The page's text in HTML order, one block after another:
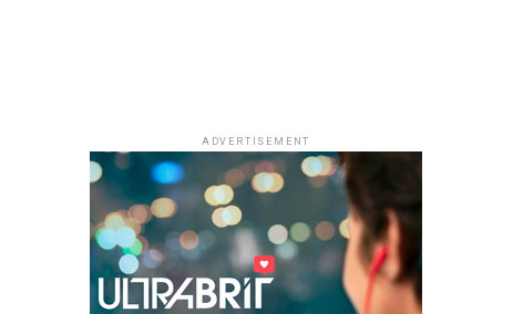
ADVERTISEMENT